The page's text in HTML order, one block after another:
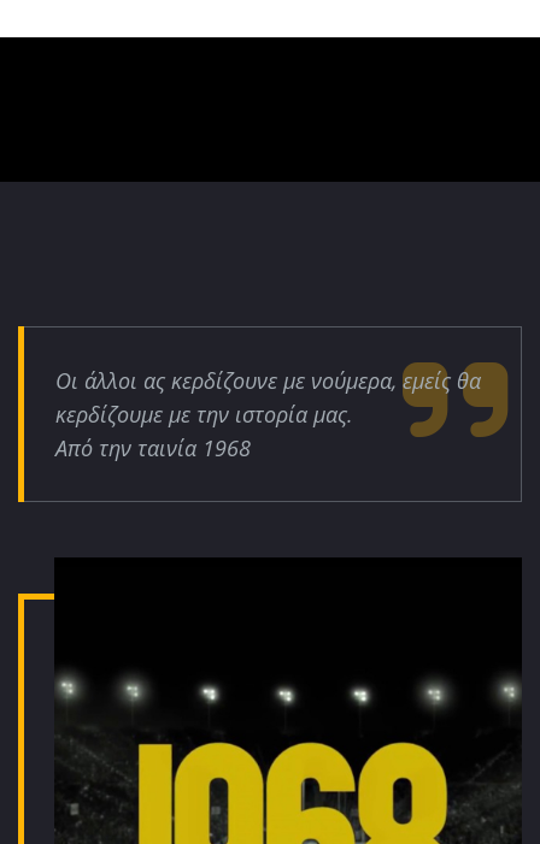
Οι άλλοι ας κερδίζουνε με νούμερα, εμείς θα
κερδίζουμε με την ιστορία μας.
Από την ταινία 1968